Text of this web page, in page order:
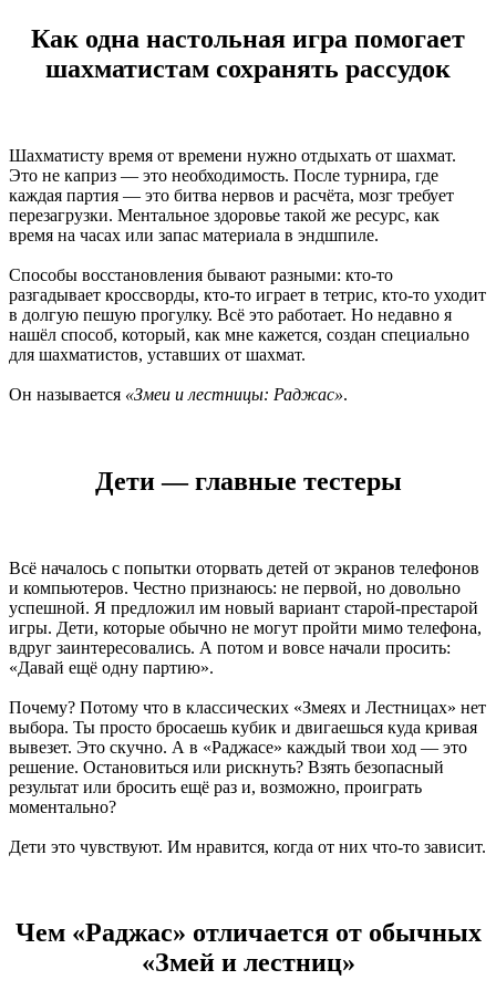
Как одна настольная игра помогает
шахматистам сохранять рассудок
Шахматисту время от времени нужно отдыхать от шахмат.
Это не каприз — это необходимость. После турнира, где
каждая партия — это битва нервов и расчёта, мозг требует
перезагрузки. Ментальное здоровье такой же ресурс, как
время на часах или запас материала в эндшпиле.
Способы восстановления бывают разными: кто-то
разгадывает кроссворды, кто-то играет в тетрис, кто-то уходит
в долгую пешую прогулку. Всё это работает. Но недавно я
нашёл способ, который, как мне кажется, создан специально
для шахматистов, уставших от шахмат.
Он называется «Змеи и лестницы: Раджас».
Дети — главные тестеры
Всё началось с попытки оторвать детей от экранов телефонов
и компьютеров. Честно признаюсь: не первой, но довольно
успешной. Я предложил им новый вариант старой-престарой
игры. Дети, которые обычно не могут пройти мимо телефона,
вдруг заинтересовались. А потом и вовсе начали просить:
«Давай ещё одну партию».
Почему? Потому что в классических «Змеях и Лестницах» нет
выбора. Ты просто бросаешь кубик и двигаешься куда кривая
вывезет. Это скучно. А в «Раджасе» каждый твои ход — это
решение. Остановиться или рискнуть? Взять безопасный
результат или бросить ещё раз и, возможно, проиграть
моментально?
Дети это чувствуют. Им нравится, когда от них что-то зависит.
Чем «Раджас» отличается от обычных
«Змей и лестниц»